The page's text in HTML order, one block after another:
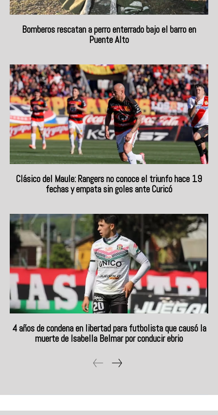
Bomberos rescatan a perro enterrado bajo el barro en
Puente Alto
Clásico del Maule: Rangers no conoce el triunfo hace 19
fechas y empata sin goles ante Curicó
4 años de condena en libertad para futbolista que causó la
muerte de Isabella Belmar por conducir ebrio